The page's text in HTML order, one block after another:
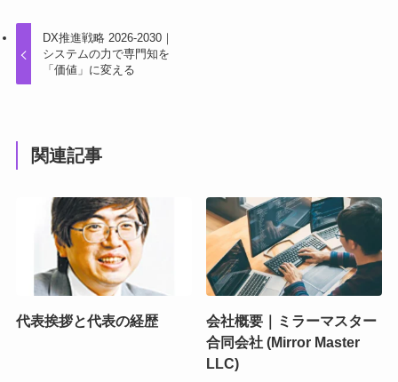
DX推進戦略 2026-2030｜
システムの力で専門知を
「価値」に変える
関連記事
代表挨拶と代表の経歴
会社概要｜ミラーマスター
合同会社 (Mirror Master
LLC)